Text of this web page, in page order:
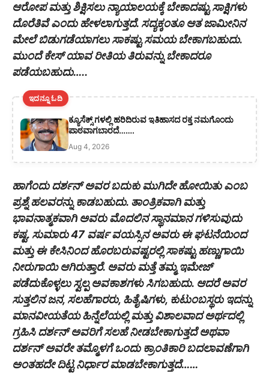
ಆರೋಪ ಮತ್ತು ಶಿಕ್ಷಿಸಲು ನ್ಯಾಯಾಲಯಕ್ಕೆ ಬೇಕಾದಷ್ಟು ಸಾಕ್ಷಿಗಳು
ದೊರೆತಿವೆ ಎಂದು ಹೇಳಲಾಗುತ್ತದೆ. ಸದ್ಯಕ್ಕಂತೂ ಆತ ಜಾಮೀನಿನ
ಮೇಲೆ ಬಿಡುಗಡೆಯಾಗಲು ಸಾಕಷ್ಟು ಸಮಯ ಬೇಕಾಗಬಹುದು.
ಮುಂದೆ ಕೇಸ್ ಯಾವ ರೀತಿಯ ತಿರುವನ್ನು ಬೇಕಾದರೂ
ಪಡೆಯಬಹುದು…..
ಇದನ್ನೂ ಓದಿ
ಕ್ಯೂಸೆಕ್ಸ್ ಗಳಲ್ಲಿ ಹರಿದಿರುವ ಇತಿಹಾಸದ ರಕ್ತ ನಮಗೊಂದು
ಪಾಠವಾಗಬಾರದೆ…….
Aug 4, 2026
ಹಾಗೆಂದು ದರ್ಶನ್ ಅವರ ಬದುಕು ಮುಗಿದೇ ಹೋಯಿತು ಎಂಬ
ಪ್ರಶ್ನೆ ಹಲವರನ್ನು ಕಾಡಬಹುದು. ತಾಂತ್ರಿಕವಾಗಿ ಮತ್ತು
ಭಾವನಾತ್ಮಕವಾಗಿ ಅವರು ಮೊದಲಿನ ಸ್ಥಾನಮಾನ ಗಳಿಸುವುದು
ಕಷ್ಟ. ಸುಮಾರು 47 ವರ್ಷ ವಯಸ್ಸಿನ ಅವರು ಈ ಘಟನೆಯಿಂದ
ಮತ್ತು ಈ ಕೇಸಿನಿಂದ ಹೊರಬರುವಷ್ಟರಲ್ಲಿ ಸಾಕಷ್ಟು ಹಣ್ಣುಗಾಯಿ
ನೀರುಗಾಯಿ ಆಗಿರುತ್ತಾರೆ. ಅವರು ಮತ್ತೆ ತಮ್ಮ ಇಮೇಜ್
ಪಡೆದುಕೊಳ್ಳಲು ಸ್ವಲ್ಪ ಅವಕಾಶಗಳು ಸಿಗಬಹುದು. ಆದರೆ ಅವರ
ಸುತ್ತಲಿನ ಜನ, ಸಲಹೆಗಾರರು, ಹಿತೈಷಿಗಳು, ಕುಟುಂಬಸ್ಥರು ಇದನ್ನು
ಮಾನವೀಯತೆಯ ಹಿನ್ನೆಲೆಯಲ್ಲಿ ಮತ್ತು ವಿಶಾಲವಾದ ಅರ್ಥದಲ್ಲಿ
ಗ್ರಹಿಸಿ ದರ್ಶನ್ ಅವರಿಗೆ ಸಲಹೆ ನೀಡಬೇಕಾಗುತ್ತದೆ ಅಥವಾ
ದರ್ಶನ್ ಅವರೇ ತಮ್ಮೊಳಗೆ ಒಂದು ಕ್ರಾಂತಿಕಾರಿ ಬದಲಾವಣೆಗಾಗಿ
ಅಂತಹದೇ ದಿಟ್ಟ ನಿರ್ಧಾರ ಮಾಡಬೇಕಾಗುತ್ತದೆ……